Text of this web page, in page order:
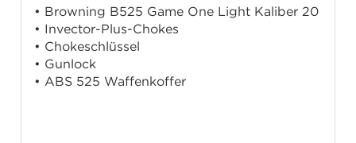
• Browning B525 Game One Light Kaliber 20
• Invector-Plus-Chokes
• Chokeschlüssel
• Gunlock
• ABS 525 Waffenkoffer